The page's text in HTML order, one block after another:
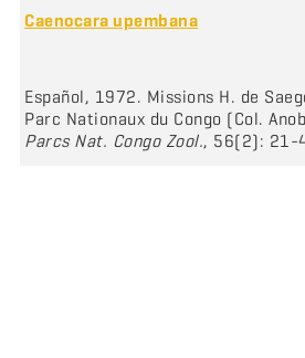
Caenocara upembana
Español, 1972. Missions H. de
Parc Nationaux du Congo (Col.
Parcs Nat. Congo Zool., 56(2): 21-